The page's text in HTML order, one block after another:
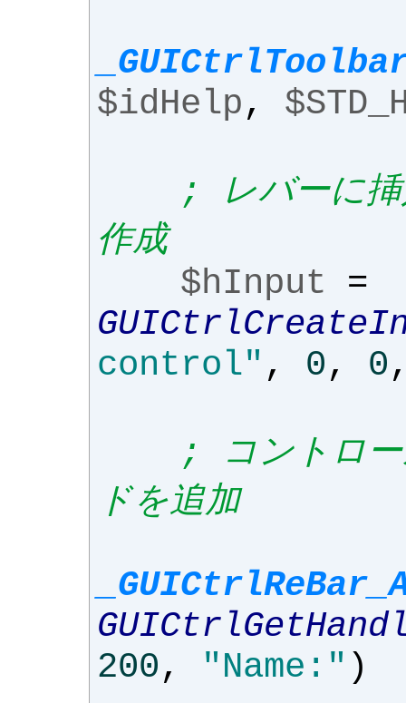
$idHelp,
; レバーに挿
作成
$hInput
=
control" , 0, 0
; コントロー
ドを追加
200, "Name:" )